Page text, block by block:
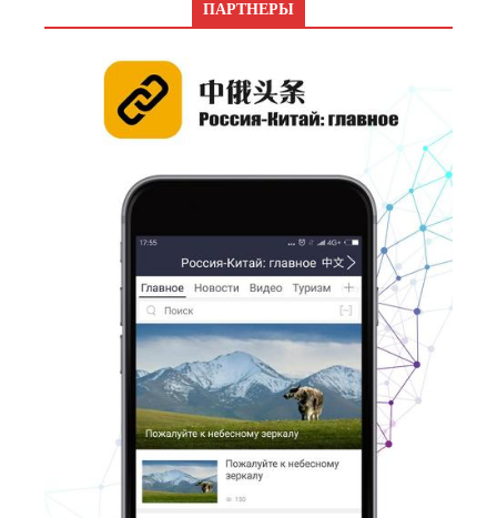
ПАРТНЕРЫ